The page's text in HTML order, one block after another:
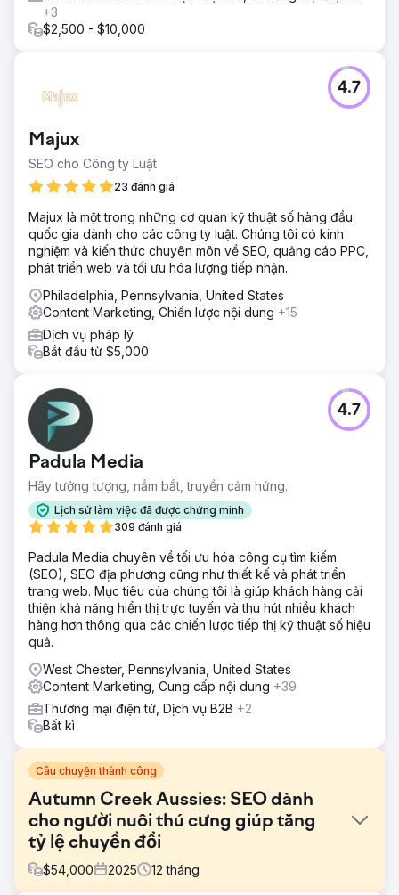
+3
$2,500 - $10,000
Majux
SEO cho Công ty Luật
23 đánh giá
4.7
Majux là một trong những cơ quan kỹ thuật số hàng đầu
quốc gia dành cho các công ty luật. Chúng tôi có kinh
nghiệm và kiến thức chuyên môn về SEO, quảng cáo PPC,
phát triển web và tối ưu hóa lượng tiếp nhận.
Philadelphia, Pennsylvania, United States
Content Marketing, Chiến lược nội dung +15
Dịch vụ pháp lý
Bắt đầu từ $5,000
Padula Media
Hãy tưởng tượng, nắm bắt, truyền cảm hứng.
Lịch sử làm việc đã được chứng minh
309 đánh giá
4.7
Padula Media chuyên về tối ưu hóa công cụ tìm kiếm
(SEO), SEO địa phương cũng như thiết kế và phát triển
trang web. Mục tiêu của chúng tôi là giúp khách hàng cải
thiện khả năng hiển thị trực tuyến và thu hút nhiều khách
hàng hơn thông qua các chiến lược tiếp thị kỹ thuật số hiệu
quả.
West Chester, Pennsylvania, United States
Content Marketing, Cung cấp nội dung +39
Thương mại điện tử, Dịch vụ B2B +2
Bất kì
Câu chuyện thành công
Autumn Creek Aussies: SEO dành
cho người nuôi thú cưng giúp tăng
tỷ lệ chuyển đổi
$54,000 2025 12 tháng